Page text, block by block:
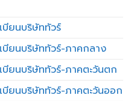
บียนบริษัททัวร์
บียนบริษัททัวร์-ภาคกลาง
บียนบริษัททัวร์-ภาคตะวันตก
บียนบริษัททัวร์-ภาคตะวันออก